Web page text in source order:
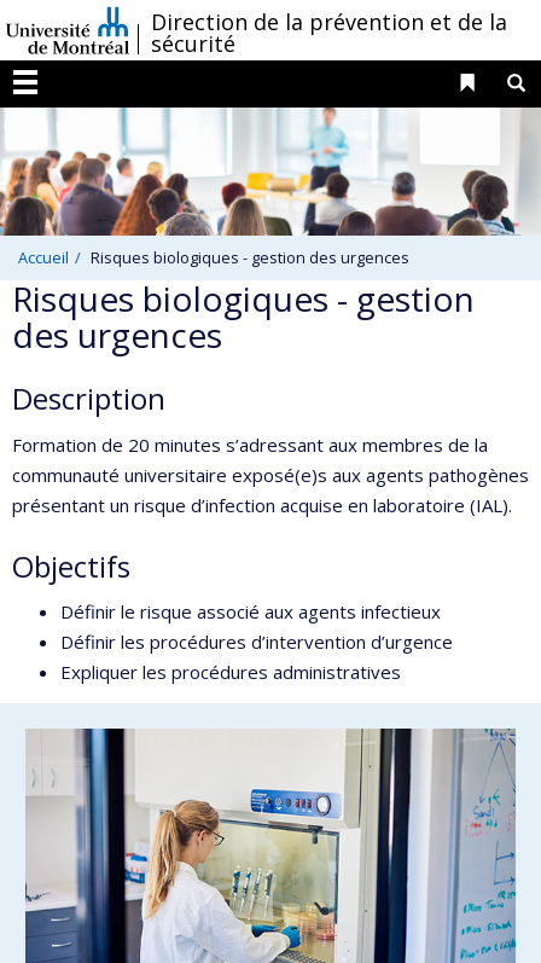
au
contenu
/Direction de la prévention et de la
sécurité
Menu
Liens
Accueil Risques biologiques - gestion des urgences
Risques biologiques - gestion
des urgences
Description
Formation de 20 minutes s’adressant aux membres de la
communauté universitaire exposé(e)s aux agents pathogènes
présentant un risque d’infection acquise en laboratoire (IAL).
Objectifs
Définir le risque associé aux agents infectieux
Définir les procédures d’intervention d’urgence
Expliquer les procédures administratives